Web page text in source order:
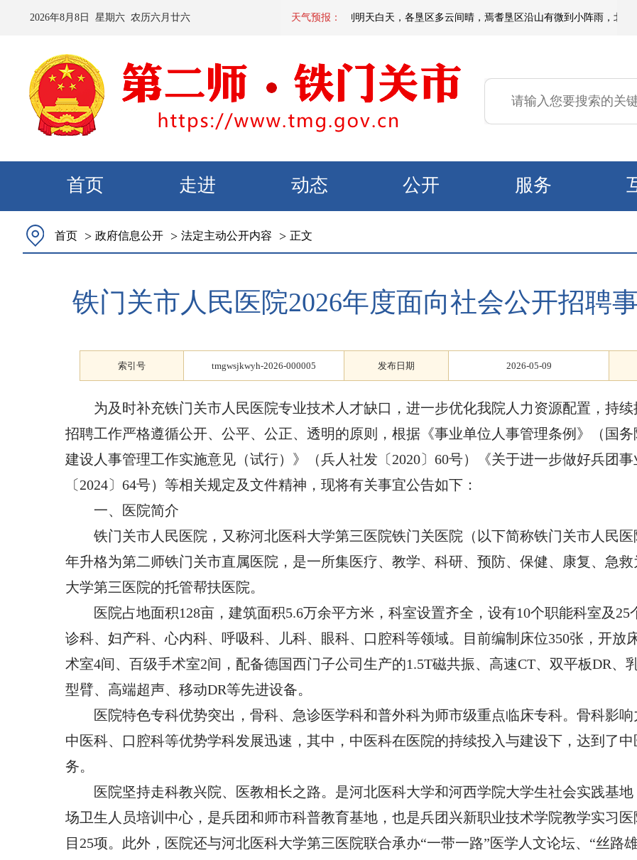
2026年8月 8 日 星期六 农历六月廿六 天气预报：
预计：今天夜间到明天白天，各垦区多云间晴，焉耆垦区沿山有微到小阵雨，北部
首页 走进 动态 公开 服务
首页 > 政府信息公开 > 法定主动公开内容 > 正文
铁门关市人民医院2026年度面向社会公开招聘
索引号 tmgwsjkwyh-2026-000005 发布日期 2026-05-09
为及时补充铁门关市人民医院专业技术人才缺口，进一步优化我院人力资源配置，持
招聘工作严格遵循公开、公平、公正、透明的原则，根据《事业单位人事管理条例》（国
建设人事管理工作实施意见（试行）》（兵人社发〔2020〕60号）《关于进一步做好兵团
〔2024〕64号）等相关规定及文件精神，现将有关事宜公告如下：
一、医院简介
铁门关市人民医院，又称河北医科大学第三医院铁门关医院（以下简称铁门关市人民
年升格为第二师铁门关市直属医院，是一所集医疗、教学、科研、预防、保健、康复、急
大学第三医院的托管帮扶医院。
医院占地面积128亩，建筑面积5.6万余平方米，科室设置齐全，设有10个职能科室及
诊科、妇产科、心内科、呼吸科、儿科、眼科、口腔科等领域。目前编制床位350张，开放
术室4间、百级手术室2间，配备德国西门子公司生产的1.5T磁共振、高速CT、双平板DR、
型臂、高端超声、移动DR等先进设备。
医院特色专科优势突出，骨科、急诊医学科和普外科为师市级重点临床专科。骨科影
中医科、口腔科等优势学科发展迅速，其中，中医科在医院的持续投入与建设下，达到了
务。
医院坚持走科教兴院、医教相长之路。是河北医科大学和河西学院大学生社会实践基
场卫生人员培训中心，是兵团和师市科普教育基地，也是兵团兴新职业技术学院教学实习
目25项。此外，医院还与河北医科大学第三医院联合承办“一带一路”医学人文论坛、“丝路